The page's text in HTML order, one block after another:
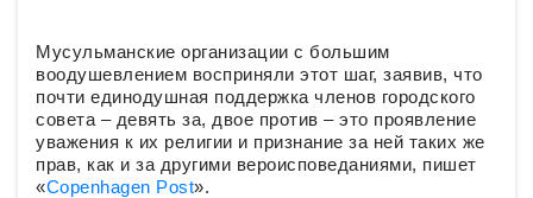
Мусульманские организации с большим
воодушевлением восприняли этот шаг, заявив, что
почти единодушная поддержка членов городского
совета – девять за, двое против – это проявление
уважения к их религии и признание за ней таких же
прав, как и за другими вероисповеданиями, пишет
«Copenhagen Post».